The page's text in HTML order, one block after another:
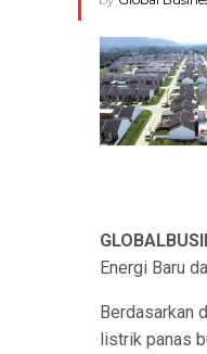
Energi Baru
Berdasarkan
listrik panas